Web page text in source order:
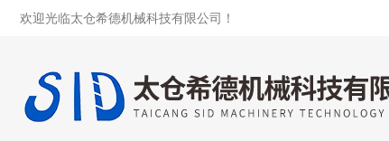
欢迎光临太仓希德机械科技有限公司！